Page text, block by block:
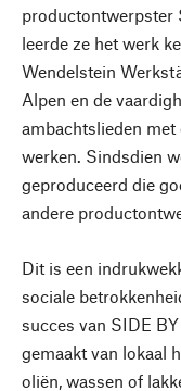
productontwerpster
leerde ze het werk
Wendelstein
Alpen en de
ambachtslieden met
werken. Sindsdien
geproduceerd die
andere
Dit is een
sociale
succes van SIDE
gemaakt van lokaal
oliën, wassen of